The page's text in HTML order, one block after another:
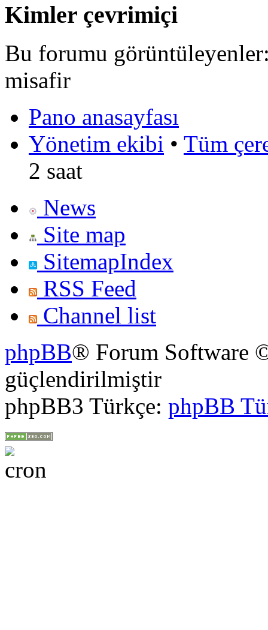
Kimler çevrimiçi
Bu forumu
misafir
Pano anasayfası
Yönetim ekibi • Tüm
2 saat
News
Site map
SitemapIndex
RSS Feed
Channel list
phpBB® Forum Software
güçlendirilmiştir
phpBB3 Türkçe: phpBB